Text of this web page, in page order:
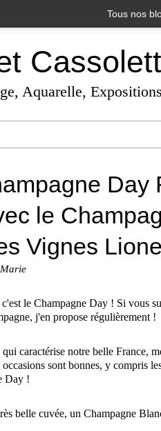
Tous nos
Aquarelle,
Day
le
Vignes
le Champagne Day ! Si vous
j'en propose régulièrement !
caractérise notre belle France,
sont bonnes, y compris
Day !
belle cuvée, un Champagne